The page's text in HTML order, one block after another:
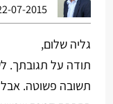
07-2015
גליה שלום,
תודה על תגובתך.
תשובה פשוטה.